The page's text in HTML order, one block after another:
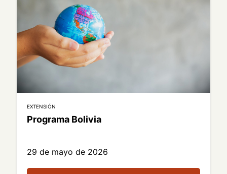
EXTENSIÓN
Programa Bolivia
29 de mayo de 2026